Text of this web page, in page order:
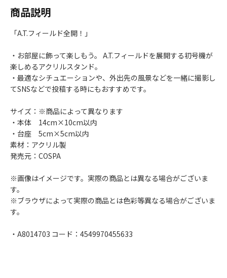
商品説明
「A.T.フィールド全開！」
・お部屋に飾って楽しもう。 A.T.フィールドを展開する初号機が
楽しめるアクリルスタンド。
・最適なシチュエーションや、外出先の風景などを一緒に撮影し
てSNSなどで投稿する時にもおすすめです。
サイズ：※商品によって異なります
・本体 14cm×10cm以内
・台座 5cm×5cm以内
素材：アクリル製
発売元：COSPA
※画像はイメージです。実際の商品とは異なる場合がございま
す。
※ブラウザによって実際の商品とは色彩等異なる場合がございま
す。
・A8014703 コード：4549970455633